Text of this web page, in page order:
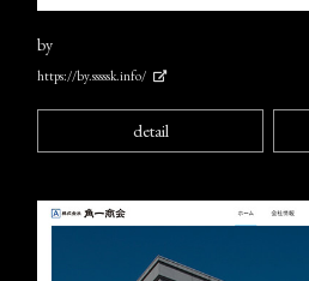
by
https://by.sssssk.info/
detail